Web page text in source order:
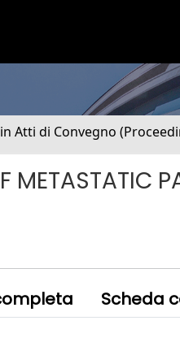
Atti di Convegno
METASTATIC
Scheda